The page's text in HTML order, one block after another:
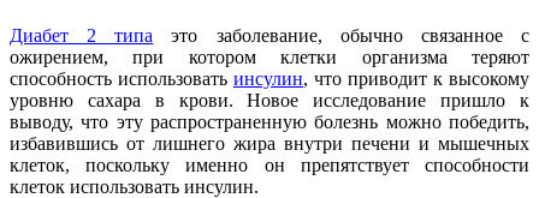
Диабет 2 типа это заболевание, обычно связанное с
ожирением, при котором клетки организма теряют
способность использовать инсулин, что приводит к высокому
уровню сахара в крови. Новое исследование пришло к
выводу, что эту распространенную болезнь можно победить,
избавившись от лишнего жира внутри печени и мышечных
клеток, поскольку именно он препятствует способности
клеток использовать инсулин.